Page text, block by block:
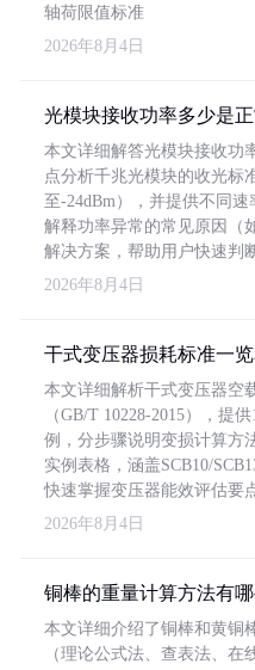
轴荷限值标准
2026年8月4日
光模块接收功率多少是正
本文详细解答光模块接收功
点分析千兆光模块的收光标
至-24dBm），并提供不同
解释功率异常的常见原因（
解决方案，帮助用户快速判
2026年8月4日
干式变压器损耗标准一
本文详细解析干式变压器空
（GB/T 10228-2015），提
例，分步骤说明变损计算方
实例表格，涵盖SCB10/
快速掌握变压器能效评估要
2026年8月4日
铜棒的重量计算方法有
本文详细介绍了铜棒和黄铜
（理论公式法、查表法、